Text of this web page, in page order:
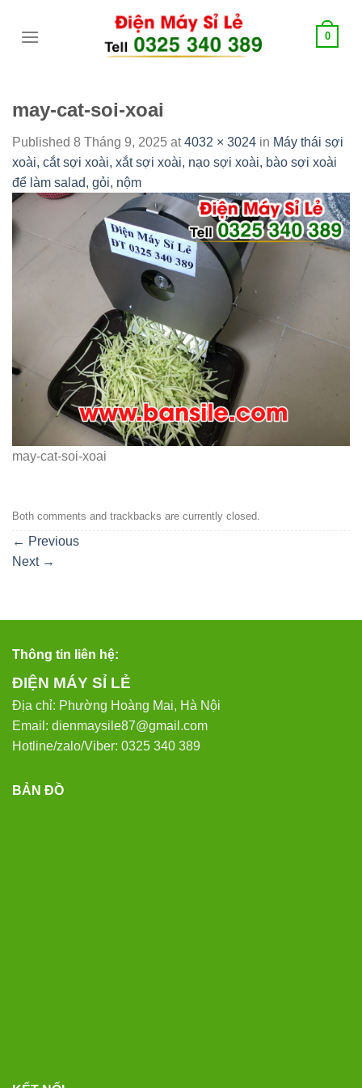
0
may-cat-soi-xoai
Published 8 Tháng 9, 2025 at4032 × 3024 in Máy thái sợi
xoài, cắt sợi xoài, xắt sợi xoài, nạo sợi xoài, bào sợi xoài
để làm salad, gỏi, nộm
may-cat-soi-xoai
Both comments and trackbacks are currently closed.
← Previous
Next →
Thông tin liên hệ:
ĐIỆN MÁY SỈ LẺ
Địa chỉ: Phường Hoàng Mai, Hà Nội
Email: dienmaysile87@gmail.com
Hotline/zalo/Viber: 0325 340 389
BẢN ĐỒ